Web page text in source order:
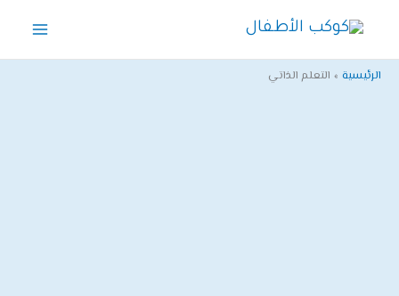
المحتوى
الرئيسية التعلم الذاتي